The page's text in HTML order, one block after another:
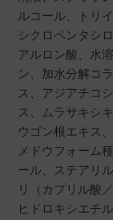
ルコール、トリ
シクロペンタシ
アルロン酸、水
ン、加水分解コ
ス、アジアチコ
ス、ムラサキシ
ウゴン根エキス
メドウフォーム
ール、ステアリ
リ（カプリル酸
ヒドロキシエチ